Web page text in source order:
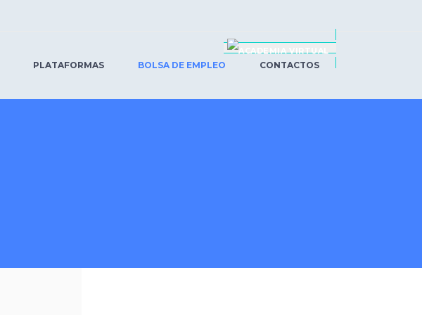
PLATAFORMAS BOLSA DE EMPLEO CONTACTOS